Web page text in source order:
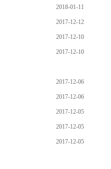
2018-01-11
2017-12-12
2017-12-10
2017-12-10
2017-12-06
2017-12-06
2017-12-05
2017-12-05
2017-12-05